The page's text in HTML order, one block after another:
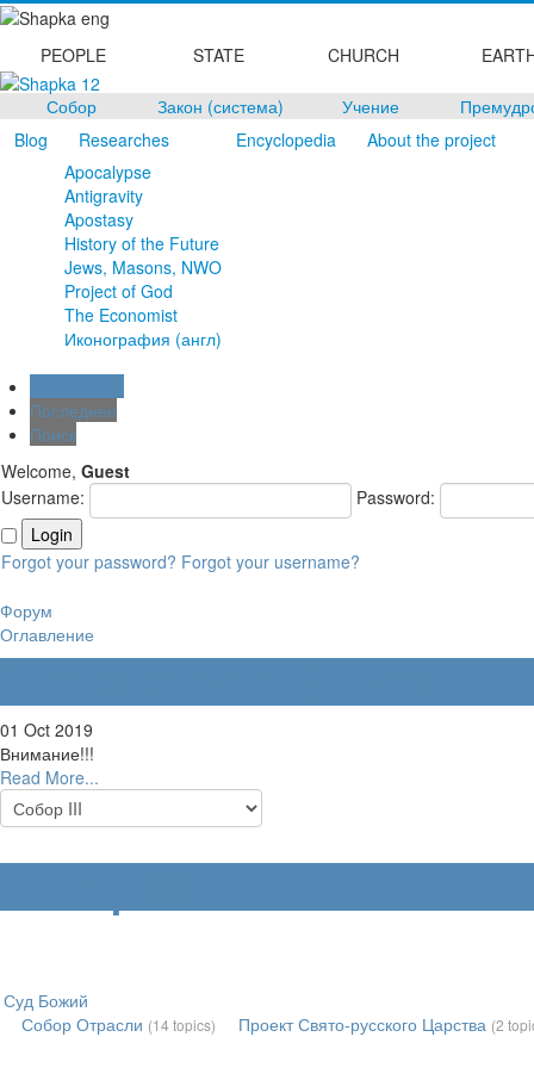
PEOPLE STATE CHURCH
Собор Закон (система) Учение
Blog
Researches
Apocalypse
Antigravity
Apostasy
History of the Future
Jews, Masons, NWO
Project of God
The Economist
Иконография (англ)
Encyclopedia About the project
Последнее
Поиск
Welcome, Guest
Username:
Password:
Forgot your password? Forgot your username?
Форум
Оглавление
01 Oct 2019
Внимание!!!
Read More...
Суд Божий
Собор Отрасли (14 topics) Проект Свято-русского Царства (2